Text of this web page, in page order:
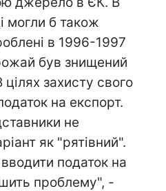
могли б також
в 1996-1997
був знищений
захисту свого
на експорт.
не
як "рятівний".
податок на
проблему", -